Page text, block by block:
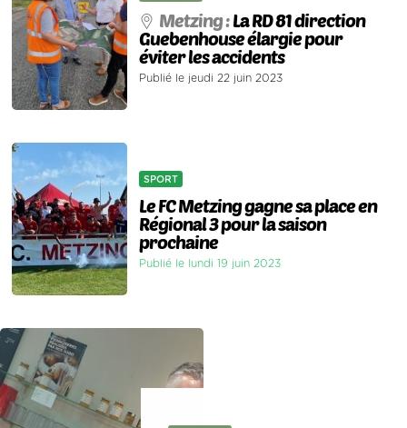
Metzing :La RD 81 direction
Guebenhouse élargie pour
éviter les accidents
Publié le jeudi 22 juin 2023
SPORT
Le FC Metzing gagne sa place en
Régional 3 pour la saison
prochaine
Publié le lundi 19 juin 2023